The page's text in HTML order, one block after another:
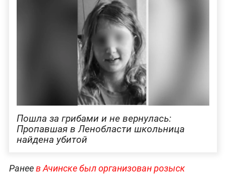
Пошла за грибами и не вернулась:
Пропавшая в Ленобласти школьница
найдена убитой
Ранеев Ачинске был организован розыск